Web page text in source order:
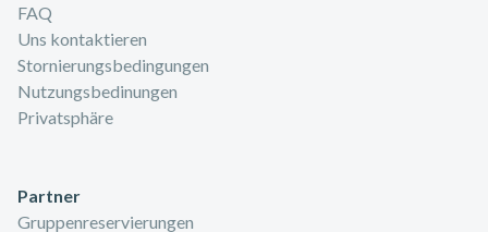
FAQ
Uns kontaktieren
Stornierungsbedingungen
Nutzungsbedinungen
Privatsphäre
Partner
Gruppenreservierungen